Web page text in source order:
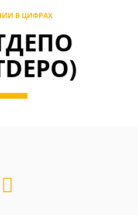
В ЦИФРАХ